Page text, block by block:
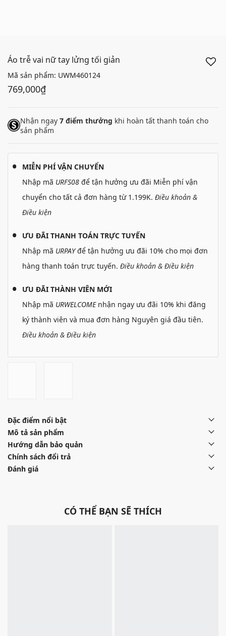
Áo trễ vai nữ tay lửng tối giản
Mã sản phẩm: UWM460124
769,000₫
Nhận ngay 7 điểm thưởng khi hoàn tất thanh toán cho
sản phẩm
MIỄN PHÍ VẬN CHUYỂN
Nhập mã URFS08 để tận hưởng ưu đãi Miễn phí vận
chuyển cho tất cả đơn hàng từ 1.199K. Điều khoản &
Điều kiện
ƯU ĐÃI THANH TOÁN TRỰC TUYẾN
Nhập mã URPAYđể tận hưởng ưu đãi 10% cho mọi đơn
hàng thanh toán trực tuyến. Điều khoản & Điều kiện
ƯU ĐÃI THÀNH VIÊN MỚI
Nhập mã URWELCOMEnhận ngay ưu đãi 10% khi đăng
ký thành viên và mua đơn hàng Nguyên giá đầu tiên.
Điều khoản & Điều kiện
Đặc điểm nổi bật
Mô tả sản phẩm
Hướng dẫn bảo quản
Chính sách đổi trả
Đánh giá
CÓ THỂ BẠN SẼ THÍCH